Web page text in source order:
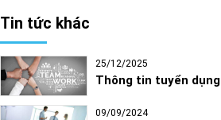
Tin tức khác
25/12/2025
Thông tin tuyển dụng
09/09/2024